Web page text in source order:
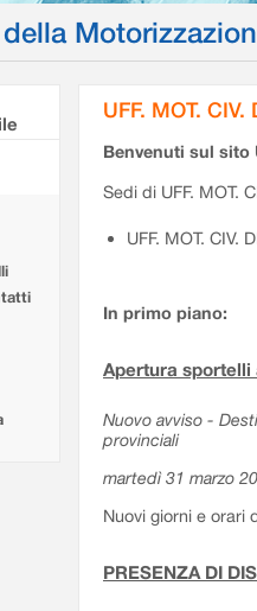
UFF. MOT. CIV.
Benvenuti sul sito
Sedi di UFF. MOT.
UFF. MOT. CIV.
In primo piano:
Apertura sportelli
Nuovo avviso -
provinciali
martedì 31 marzo
Nuovi giorni e orari
PRESENZA DI